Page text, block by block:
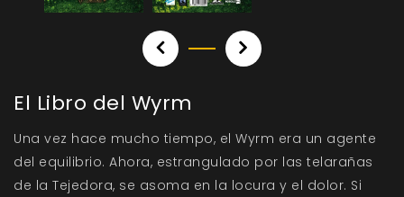
El Libro del Wyrm
Una vez hace mucho tiempo, el Wyrm era un agente
del equilibrio. Ahora, estrangulado por las telarañas
de la Tejedora, se asoma en la locura y el dolor. Si